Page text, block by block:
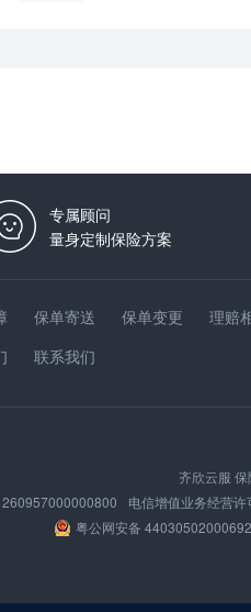
专属顾问
量身定制保险方案
保单寄送 保单变更
理赔
联系我们
齐欣云服 保
260957000000800 电信增值业务经营许
粤公网安备